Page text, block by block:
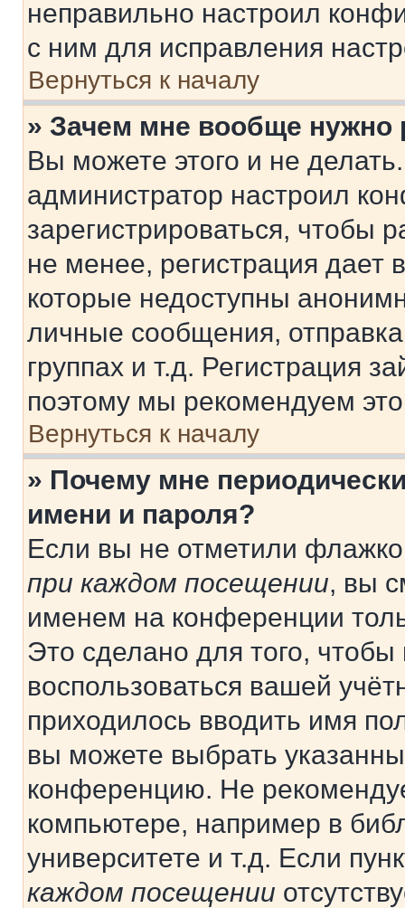
неправильно настроил
с ним для исправления
Вернуться к началу
» Зачем мне вообще нужно
Вы можете этого и не
администратор настроил
зарегистрироваться, чтобы
не менее, регистрация
которые недоступны
личные сообщения,
группах и т.д. Регистрация
поэтому мы рекомендуем
Вернуться к началу
» Почему мне
имени и пароля?
Если вы не отметили
при каждом посещении, вы
именем на конференции
Это сделано для того, чтобы
воспользоваться вашей
приходилось вводить имя
вы можете выбрать
конференцию. Не
компьютере, например в
университете и т.д. Если
каждом посещении